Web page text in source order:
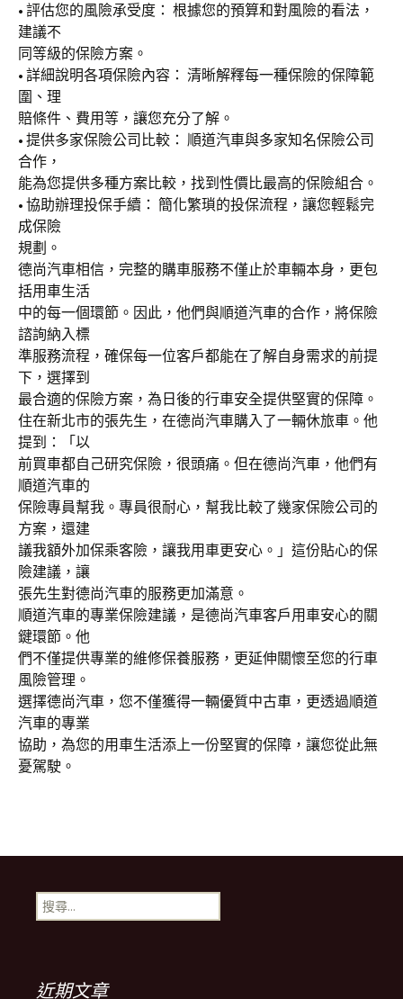
• 評估您的風險承受度： 根據您的預算和對風險的看法，
建議不
同等級的保險方案。
• 詳細說明各項保險內容： 清晰解釋每一種保險的保障範
圍、理
賠條件、費用等，讓您充分了解。
• 提供多家保險公司比較： 順道汽車與多家知名保險公司
合作，
能為您提供多種方案比較，找到性價比最高的保險組合。
• 協助辦理投保手續： 簡化繁瑣的投保流程，讓您輕鬆完
成保險
規劃。
德尚汽車相信，完整的購車服務不僅止於車輛本身，更包
括用車生活
中的每一個環節。因此，他們與順道汽車的合作，將保險
諮詢納入標
準服務流程，確保每一位客戶都能在了解自身需求的前提
下，選擇到
最合適的保險方案，為日後的行車安全提供堅實的保障。
住在新北市的張先生，在德尚汽車購入了一輛休旅車。他
提到：「以
前買車都自己研究保險，很頭痛。但在德尚汽車，他們有
順道汽車的
保險專員幫我。專員很耐心，幫我比較了幾家保險公司的
方案，還建
議我額外加保乘客險，讓我用車更安心。」這份貼心的保
險建議，讓
張先生對德尚汽車的服務更加滿意。
順道汽車的專業保險建議，是德尚汽車客戶用車安心的關
鍵環節。他
們不僅提供專業的維修保養服務，更延伸關懷至您的行車
風險管理。
選擇德尚汽車，您不僅獲得一輛優質中古車，更透過順道
汽車的專業
協助，為您的用車生活添上一份堅實的保障，讓您從此無
憂駕駛。
搜
尋
近期文章